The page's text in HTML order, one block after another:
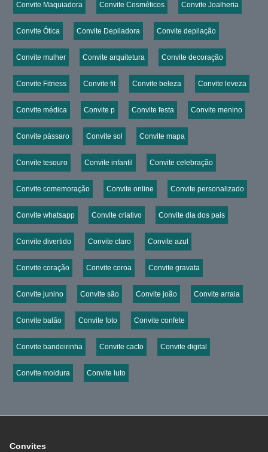
Convite Maquiadora Convite Cosméticos Convite Joalheria
Convite Ótica Convite Depiladora Convite depilação
Convite mulher Convite arquitetura Convite decoração
Convite Fitness Convite fit Convite beleza Convite leveza
Convite médica Convite p Convite festa Convite menino
Convite pássaro Convite sol Convite mapa
Convite tesouro Convite infantil Convite celebração
Convite comemoração Convite online Convite personalizado
Convite whatsapp Convite criativo Convite dia dos pais
Convite divertido Convite claro Convite azul
Convite coração Convite coroa Convite gravata
Convite junino Convite são Convite joão Convite arraia
Convite balão Convite foto Convite confete
Convite bandeirinha Convite cacto Convite digital
Convite moldura Convite luto
Convites